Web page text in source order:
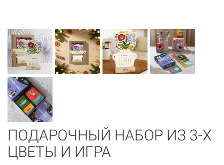
ПОДАРОЧНЫЙ НАБОР ИЗ 3-Х
ЦВЕТЫ И ИГРА